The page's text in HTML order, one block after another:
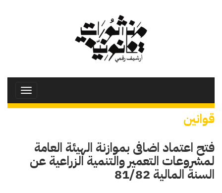
Toggle
قوانين
فتح اعتماد اضافى بموازنة الهيئة العامة
لمشروعات التعمير والتنمية الزراعية عن
السنة المالية 81/82